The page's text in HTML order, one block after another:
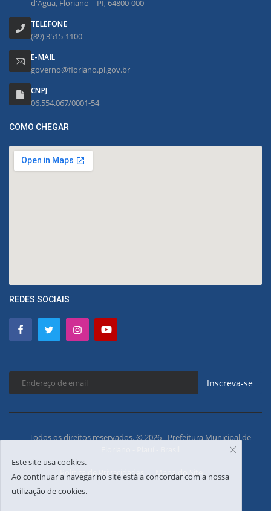
d'Água, Floriano – PI, 64800-000
TELEFONE
(89) 3515-1100
E-MAIL
governo@floriano.pi.gov.br
CNPJ
06.554.067/0001-54
COMO CHEGAR
REDES SOCIAIS
Inscreva-se
Todos os direitos reservados. © 2026 - Prefeitura Municipal de
Política de Privacidades Mapa do Site
Este site usa cookies.
Ao continuar a navegar no site está a concordar com a nossa
utilização de cookies.